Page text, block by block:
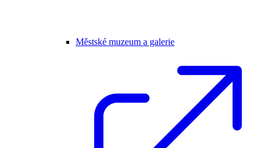
Městské muzeum a galerie